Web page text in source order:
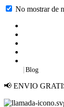
No mostrar de
|Blog
📢 ENVIO